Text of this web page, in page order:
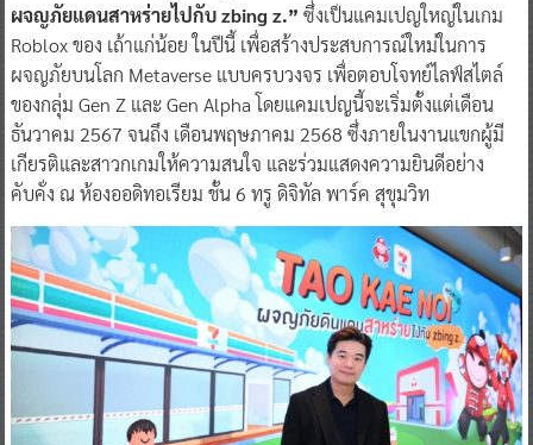
ผจญภัยแดนสาหร่ายไปกับ zbing z.” ซึ่งเป็นแคมเปญใหญ่ในเกม
Roblox ของ เถ้าแก่น้อย ในปีนี้ เพื่อสร้างประสบการณ์ใหม่ในการ
ผจญภัยบนโลก Metaverse แบบครบวงจร เพื่อตอบโจทย์ไลฟ์สไตล์
ของกลุ่ม Gen Z และ Gen Alpha โดยแคมเปญนี้จะเริ่มตั้งแต่เดือน
ธันวาคม 2567 จนถึง เดือนพฤษภาคม 2568 ซึ่งภายในงานแขกผู้มี
เกียรติและสาวกเกมให้ความสนใจ และร่วมแสดงความยินดีอย่าง
คับคั่ง ณ ห้องออดิทอเรียม ชั้น 6 ทรู ดิจิทัล พาร์ค สุขุมวิท